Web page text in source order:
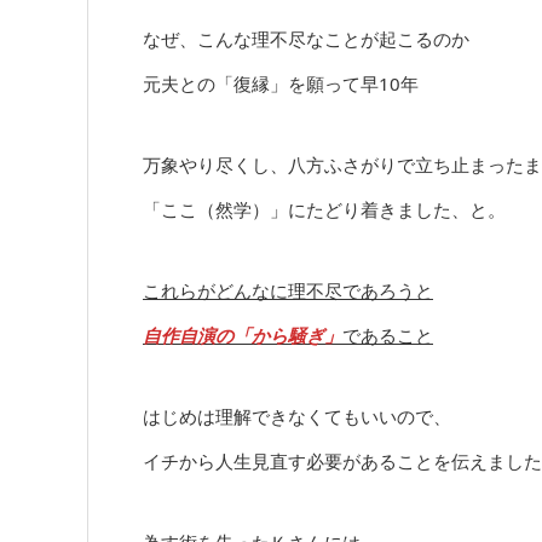
なぜ、こんな理不尽なことが起こるのか
元夫との「復縁」を願って早10年
万象やり尽くし、八方ふさがりで立ち止まった
「ここ（然学）」にたどり着きました、と。
これらがどんなに理不尽であろうと
自作自演の「から騒ぎ」 であること
はじめは理解できなくてもいいので、
イチから人生見直す必要があることを伝えまし